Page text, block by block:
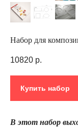
Набор для
10820 р.
Купить набор
В этот набор